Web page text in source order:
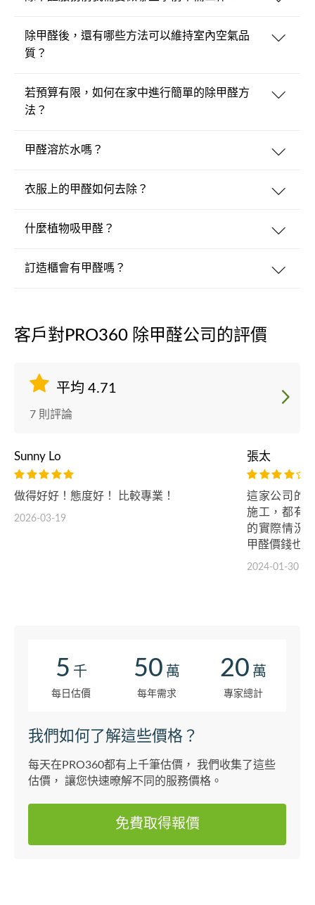
除甲醛後，還有哪些方法可以維持室內空氣品
質？
若預算有限，如何在家中進行簡單的除甲醛方
法？
甲醛溶於水嗎？
衣服上的甲醛如何去除？
什麼植物吸甲醛？
訂造櫃會有甲醛嗎？
客戶對PRO360 除甲醛公司的評價
平均 4.71
7 則評論
Sunny Lo
做得好好！態度好！ 比較專業！
2026-03-19
張太
這家公司的
施工，都有
的實際情況
甲醛價錢也
2024-01-30
5 千
每日估價
50 萬
每年需求
20 萬
專家總計
我們如何了解這些價格？
每天在PRO360都有上千筆估價， 我們收集了這些
估價， 讓您快速暸解不同的服務價格。
免費取得報價